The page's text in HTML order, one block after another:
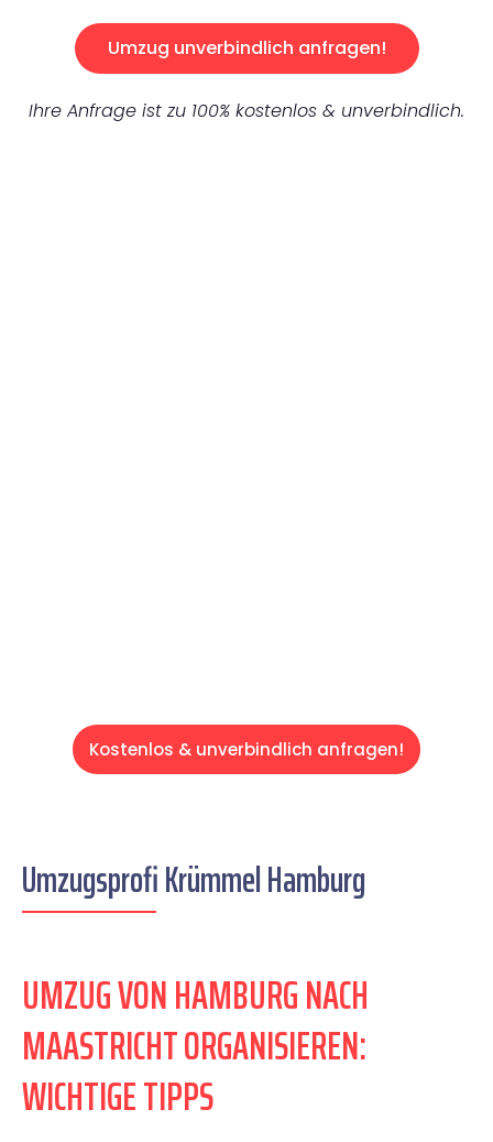
Umzug unverbindlich anfragen!
Ihre Anfrage ist zu 100% kostenlos & unverbindlich.
Kostenlos & unverbindlich anfragen!
Umzugsprofi Krümmel Hamburg
UMZUG VON HAMBURG NACH
MAASTRICHT ORGANISIEREN:
WICHTIGE TIPPS